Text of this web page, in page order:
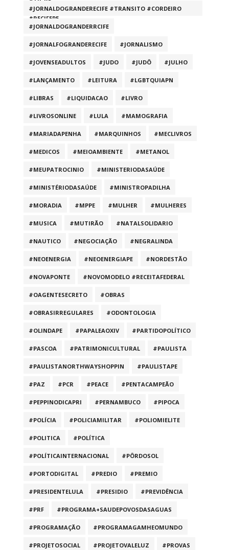
#JORNALDOGRANDERECIFE #TRANSITO #CORDEIRO
#RECIFEPE
#JORNALDOGRANDERRCIFE
#JORNALFOGRANDERECIFE #JORNALISMO
#JOVENSEADULTOS #JUDO #JUDÔ #JULHO
#LANÇAMENTO #LEITURA #LGBTQUIAPN
#LIBRAS #LIQUIDACAO #LIVRO
#LIVROSONLINE #LULA #MAMOGRAFIA
#MARIADAPENHA #MARQUINHOS #MECLIVROS
#MEDICOS #MEIOAMBIENTE #METANOL
#MEUPATROCINIO #MINISTERIODASAÚDE
#MINISTÉRIODASAÚDE #MINISTROPADILHA
#MORADIA #MPPE #MULHER #MULHERES
#MUSICA #MUTIRÃO #NATALSOLIDARIO
#NAUTICO #NEGOCIAÇÃO #NEGRALINDA
#NEOENERGIA #NEOENERGIAPE #NORDESTÃO
#NOVAPONTE #NOVOMODELO #RECEITAFEDERAL
#OAGENTESECRETO #OBRAS
#OBRASIRREGULARES #ODONTOLOGIA
#OLINDAPE #PAPALEAOXIV #PARTIDOPOLÍTICO
#PASCOA #PATRIMONICULTURAL #PAULISTA
#PAULISTANORTHWAYSHOPPIN #PAULISTAPE
#PAZ #PCR #PEACE #PENTACAMPEÃO
#PEPPINODICAPRI #PERNAMBUCO #PIPOCA
#POLÍCIA #POLICIAMILITAR #POLIOMIELITE
#POLITICA #POLÍTICA
#POLÍTICAINTERNACIONAL #PÔRDOSOL
#PORTODIGITAL #PREDIO #PREMIO
#PRESIDENTELULA #PRESIDIO #PREVIDÊNCIA
#PRF #PROGRAMA+SAUDEPOVOSDASAGUAS
#PROGRAMAÇÃO #PROGRAMAGAMHEOMUNDO
#PROJETOSOCIAL #PROJETOVALELUZ #PROVAS